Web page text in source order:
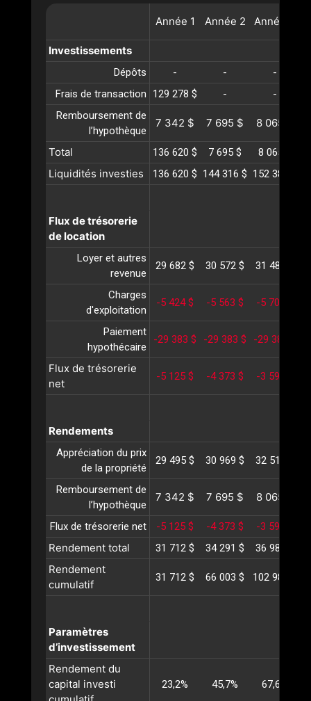
Année 1 Année 2 Année
Investissements
Dépôts - -
-
Frais de transaction
129 278 $ -
-
Remboursement de
l’hypothèque
7 342 $ 7 695 $ 8 065 $
Total 136 620 $ 7 695 $ 8 065 $
Liquidités investies 136 620 $ 144 316 $ 152 381 $
Flux de trésorerie
de location
Loyer et autres
revenue
29 682 $ 30 572 $ 31 489 $
Charges
d'exploitation
-5 424 $ -5 563 $ -5 705 $
Paiement
hypothécaire
-29 383 $ -29 383 $ -29 383 $
Flux de trésorerie
net
-5 125 $ -4 373 $ -3 599 $
Rendements
Appréciation du prix
de la propriété
29 495 $ 30 969 $ 32 518 $
Remboursement de
l’hypothèque
7 342 $ 7 695 $ 8 065 $
Flux de trésorerie net -5 125 $ -4 373 $ -3 599 $
Rendement total 31 712 $ 34 291 $ 36 984 $
Rendement
cumulatif
31 712 $ 66 003 $ 102 987 $
Paramètres
d’investissement
Rendement du
capital investi
23,2% 45,7% 67,6%